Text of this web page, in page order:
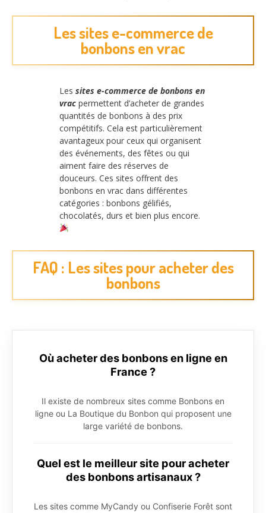
Les sites e-commerce de
bonbons en vrac
Les sites e-commerce de bonbons en
vrac permettent d’acheter de grandes
quantités de bonbons à des prix
compétitifs. Cela est particulièrement
avantageux pour ceux qui organisent
des événements, des fêtes ou qui
aiment faire des réserves de
douceurs. Ces sites offrent des
bonbons en vrac dans différentes
catégories : bonbons gélifiés,
chocolatés, durs et bien plus encore.
FAQ : Les sites pour acheter des
bonbons
Où acheter des bonbons en ligne en
France ?
Il existe de nombreux sites comme Bonbons en
ligne ou La Boutique du Bonbon qui proposent une
large variété de bonbons.
Quel est le meilleur site pour acheter
des bonbons artisanaux ?
Les sites comme MyCandy ou Confiserie Forêt sont